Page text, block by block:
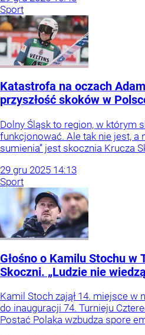
Sport
Katastrofa na oczach
przyszłość skoków w
Dolny Śląsk to region, w którym
funkcjonować. Ale tak nie jest, a
sumienia” jest skocznia Krucza
29 gru 2025 14:13
Sport
Głośno o Kamilu Stochu w
Skoczni. „Ludzie nie
Kamil Stoch zajął 14. miejsce w
do inauguracji 74. Turnieju
Postać Polaka wzbudza spore